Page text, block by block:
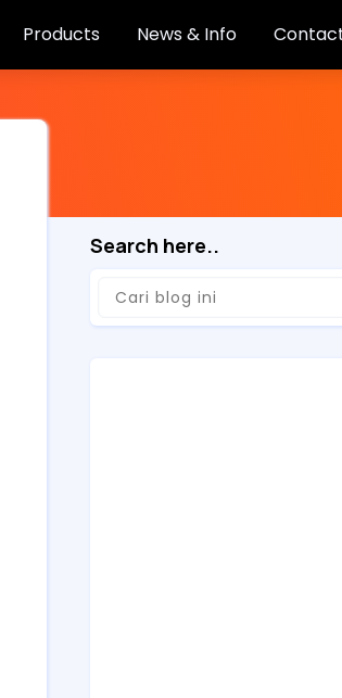
Products News & Info
Search here..